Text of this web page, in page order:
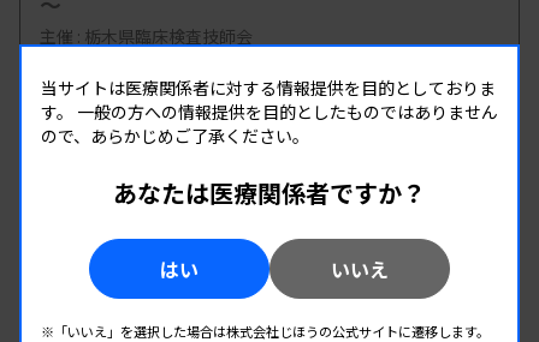
主催 : 栃木県臨床検査技師会
臨床化学 情報システム
08.29（土）-2026.08.29（土）
第6回Thrombosis ＆ Hemostasis semina
北陸血液凝固異常症連絡協議会、石川県臨床衛生検査
技師会、中外製薬株式会社
開催場所 : 石川県 | WEB
当サイトは医療関係者に対する情報提供を目的としておりま
す。 一般の方への情報提供を目的としたものではありません
ので、あらかじめご了承ください。
あなたは医療関係者ですか？
はい いいえ
※「いいえ」を選択した場合は株式会社じほうの公式サイトに遷移します。